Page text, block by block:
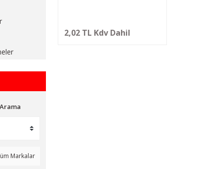
Markalar
2,02 TL Kdv Dahil